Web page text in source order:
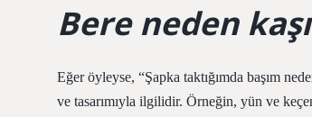
Bere neden
Eğer öyleyse, “Şapka taktığımda başım
ve tasarımıyla ilgilidir. Örneğin, yün ve